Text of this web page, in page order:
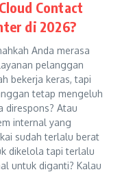
Contact
di 2026?
Anda merasa
pelanggan
bekerja keras, tapi
tetap mengeluh
direspons? Atau
internal yang
sudah terlalu berat
dikelola tapi terlalu
untuk diganti? Kalau